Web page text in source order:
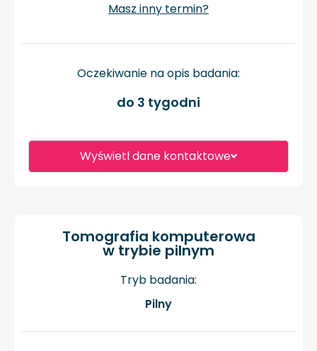
Wyświetl dane kontaktowe
Masz inny termin?
Oczekiwanie na opis badania:
do 3 tygodni
Tomografia komputerowa
w trybie pilnym
Tryb badania:
Pilny